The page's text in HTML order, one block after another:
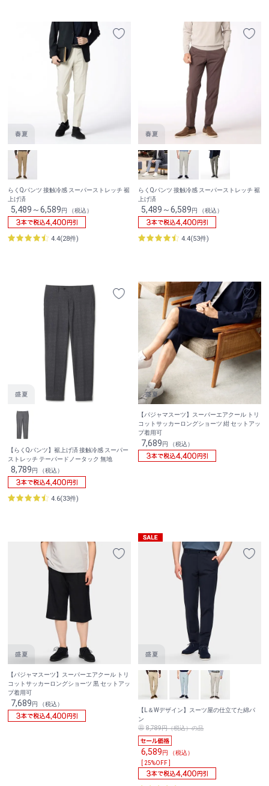
らくQパンツ 接触冷感 スーパーストレッチ 裾
上げ済
5,489～6,589円 （税込）
4.4(28件)
らくQパンツ 接触冷感 スーパーストレッチ 裾
上げ済
5,489～6,589円 （税込）
4.4(53件)
【らくQパンツ】裾上げ済 接触冷感 スーパー
ストレッチ テーパードノータック 無地
8,789円 （税込）
4.6(33件)
【パジャマスーツ】スーパーエアクール トリ
コットサッカーロングショーツ 紺 セットアッ
プ着用可
7,689円 （税込）
【パジャマスーツ】スーパーエアクール トリ
コットサッカーロングショーツ 黒 セットアッ
プ着用可
7,689円 （税込）
【L＆Wデザイン】スーツ屋の仕立てた綿パ
ン
8,789円（税込）の品
6,589円 （税込）
[ 25%OFF ]